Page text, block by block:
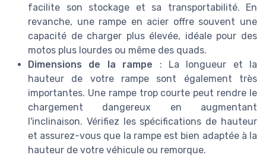
facilite son stockage et sa transportabilité. En
revanche, une rampe en acier offre souvent une
capacité de charger plus élevée, idéale pour des
motos plus lourdes ou même des quads.
Dimensions de la rampe : La longueur et la
hauteur de votre rampe sont également très
importantes. Une rampe trop courte peut rendre le
chargement dangereux en augmentant
l'inclinaison. Vérifiez les spécifications de hauteur
et assurez-vous que la rampe est bien adaptée à la
hauteur de votre véhicule ou remorque.